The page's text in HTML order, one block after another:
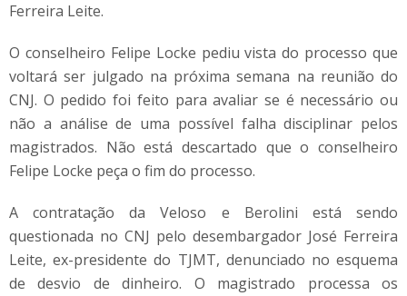
Ferreira Leite.
O conselheiro Felipe Locke pediu vista do processo que
voltará ser julgado na próxima semana na reunião do
CNJ. O pedido foi feito para avaliar se é necessário ou
não a análise de uma possível falha disciplinar pelos
magistrados. Não está descartado que o conselheiro
Felipe Locke peça o fim do processo.
A contratação da Veloso e Berolini está sendo
questionada no CNJ pelo desembargador José Ferreira
Leite, ex-presidente do TJMT, denunciado no esquema
de desvio de dinheiro. O magistrado processa os